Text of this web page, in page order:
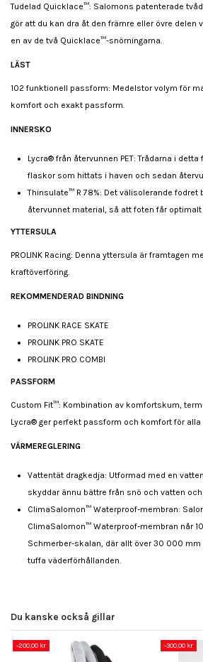
Tudelad Quicklace™: Salomons patenterade
gör att du kan dra åt den främre eller övre delen
en av de två Quicklace™-snörningarna.
LÄST
102 funktionell passform: Medelstor volym för
komfort och exakt passform.
INNERSKO
Lycra® från återvunnen PET: Trådarna i
flaskor som hittats i haven och sedan
Thinsulate™ R 78%: Det välisolerande fodret
återvunnet material, så att foten får optimalt
YTTERSULA
PROLINK Racing: Denna yttersula är framtagen
kraftöverföring.
REKOMMENDERAD BINDNING
PROLINK RACE SKATE
PROLINK PRO SKATE
PROLINK PRO COMBI
PASSFORM
Custom Fit™: Kombination av komfortskum,
Lycra® ger perfekt passform och komfort för alla
VÄRMEREGLERING
Vattentät dragkedja: Utformad med en
skyddar ännu bättre från snö och vatten
ClimaSalomon™ Waterproof-membran:
ClimaSalomon™ Waterproof-membran når
Schmerber-skalan, där allt över 30 000
tuffa väderförhållanden.
Du kanske också gillar
-200,00 kr -300,00 kr